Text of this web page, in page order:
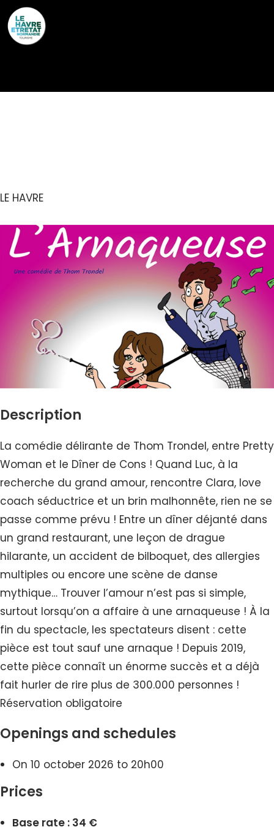
LE HAVRE
Description
La comédie délirante de Thom Trondel, entre Pretty
Woman et le Dîner de Cons ! Quand Luc, à la
recherche du grand amour, rencontre Clara, love
coach séductrice et un brin malhonnête, rien ne se
passe comme prévu ! Entre un dîner déjanté dans
un grand restaurant, une leçon de drague
hilarante, un accident de bilboquet, des allergies
multiples ou encore une scène de danse
mythique… Trouver l’amour n’est pas si simple,
surtout lorsqu’on a affaire à une arnaqueuse ! À la
fin du spectacle, les spectateurs disent : cette
pièce est tout sauf une arnaque ! Depuis 2019,
cette pièce connaît un énorme succès et a déjà
fait hurler de rire plus de 300.000 personnes !
Réservation obligatoire
Openings and schedules
On 10 october 2026 to 20h00
Prices
Base rate : 34 €
Cookies management panel